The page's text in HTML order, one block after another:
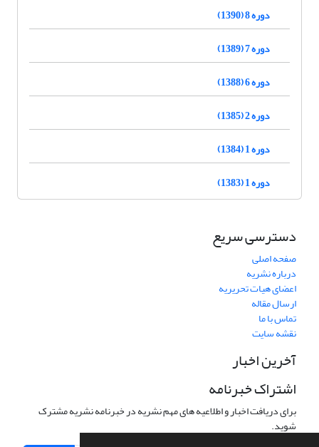
دوره 8 (1390)
دوره 7 (1389)
دوره 6 (1388)
دوره 2 (1385)
دوره 1 (1384)
دوره 1 (1383)
دسترسی سریع
صفحه اصلی
درباره نشریه
اعضای هیات تحریریه
ارسال مقاله
تماس با ما
نقشه سایت
آخرین اخبار
اشتراک خبرنامه
برای دریافت اخبار و اطلاعیه های مهم نشریه در خبرنامه نشریه مشترک
شوید.